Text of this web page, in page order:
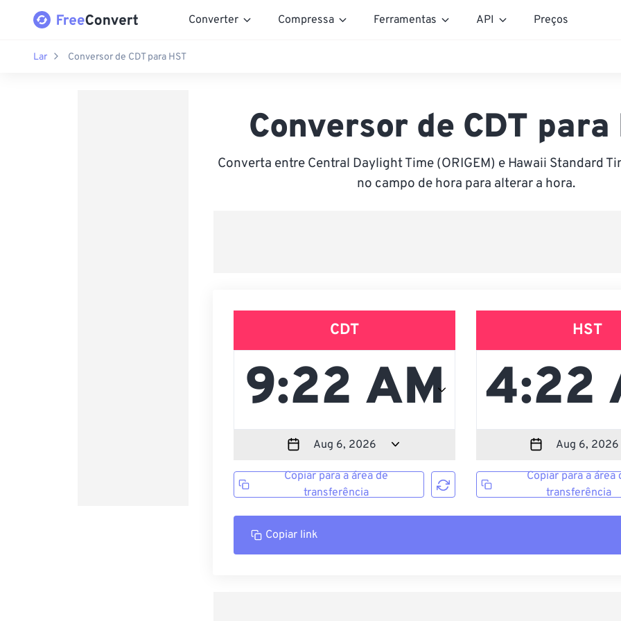
Converter Compressa Ferramentas API Preços
Lar Conversor de CDT para HST
Conversor de CDT para
Converta entre Central Daylight Time (ORIGEM) e Hawaii Standard
no campo de hora para alterar a hora.
CDT
Copiar para a área de
transferência
HST
Copiar para a área
transferência
Copiar link